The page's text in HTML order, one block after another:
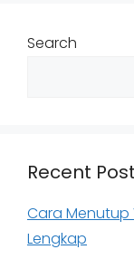
Search
Recent
Cara Menutup
Lengkap